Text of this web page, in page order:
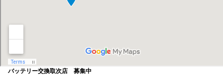
バッテリー交換取次店 募集中